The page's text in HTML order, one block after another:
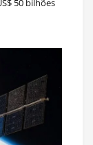
50 bilhões